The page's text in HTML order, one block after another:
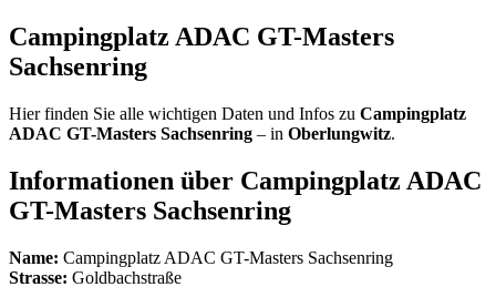
Campingplatz ADAC GT-Masters
Sachsenring
Hier finden Sie alle wichtigen Daten und Infos zu Campingplatz
ADAC GT-Masters Sachsenring – in Oberlungwitz.
Informationen über Campingplatz ADAC
GT-Masters Sachsenring
Name: Campingplatz ADAC GT-Masters Sachsenring
Strasse: Goldbachstraße